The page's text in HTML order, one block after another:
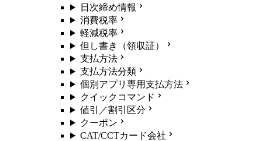
日次締め情報
消費税率
軽減税率
但し書き（領収証）
支払方法
支払方法分類
個別アプリ専用支払方法
クイックコマンド
値引／割引区分
クーポン
CAT/CCTカード会社